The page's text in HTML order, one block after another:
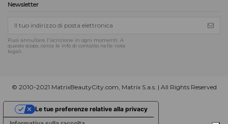
Newsletter
Puoi annullare l'iscrizione in ogni momenti. A
questo scopo, cerca le info di contatto nelle note
legali.
© 2010-2021 MatrixBeautyCity.com, Matrix S.a.s. | All Rights Reserved
Le tue preferenze relative alla privacy